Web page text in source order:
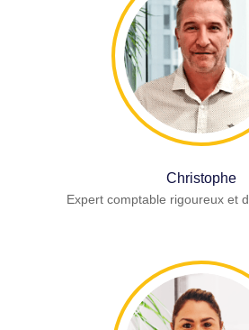
Christophe
Expert comptable rigoureux et